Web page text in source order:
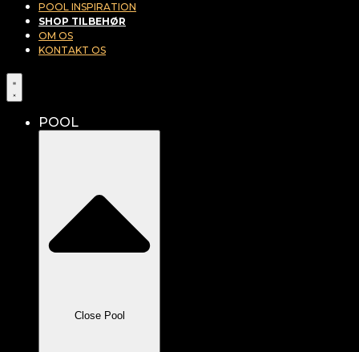
POOL INSPIRATION
SHOP TILBEHØR
OM OS
KONTAKT OS
POOL
Close Pool